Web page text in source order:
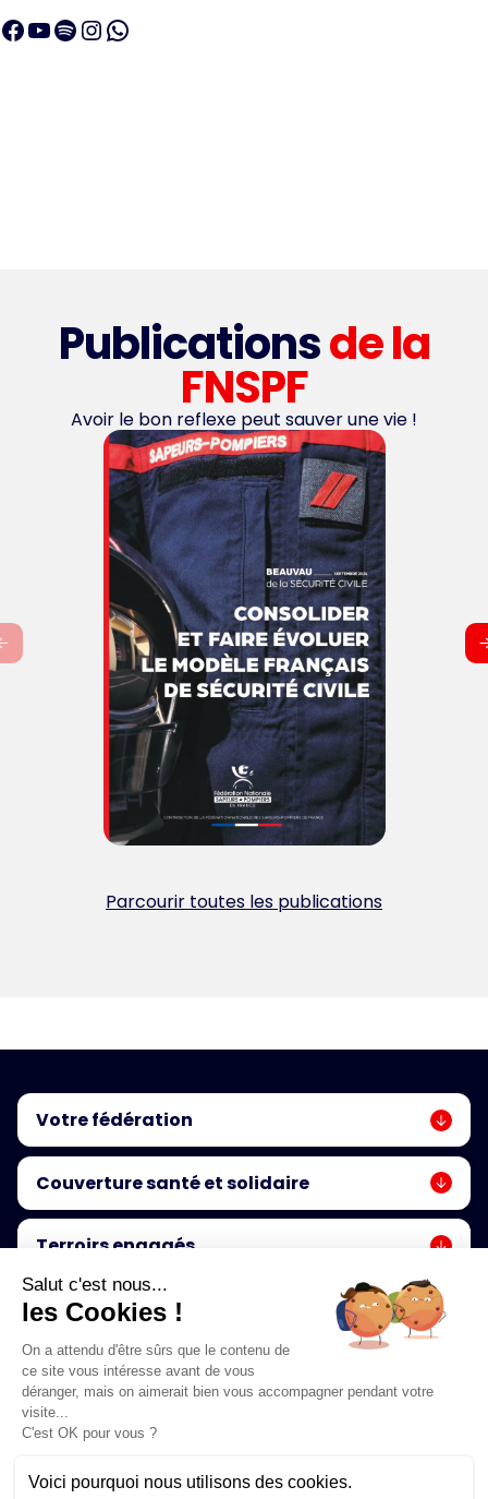
Facebook YouTube Spotify InstagramWhatsApp
Publicationsde la
FNSPF
Avoir le bon reflexe peut sauver une vie !
Parcourir toutes les publications
Votre fédération
Annuaire
Couverture santé et solidaire
Terroirs engagés
Terroirs Engagés
Actualités de la FNSPF
Les actus de la fédération !
© 2026 - Sapeurs-Pompiers - Mentions légales
Salut c'est nous...
les Cookies !
On a attendu d'être sûrs que le contenu de
ce site vous intéresse avant de vous
déranger, mais on aimerait bien vous accompagner pendant votre
visite...
C'est OK pour vous ?
Voici pourquoi nous utilisons des cookies.